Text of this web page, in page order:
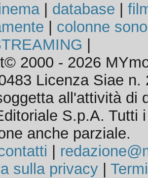
| database
colonne
2000 - 2026
Licenza Siae n.
all'attività di
S.p.A. Tutti
anche parziale.
sulla privacy|